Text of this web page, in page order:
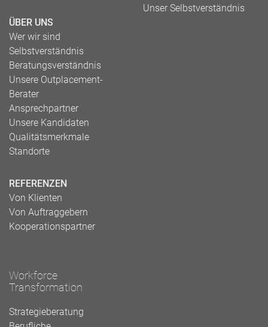
ÜBER UNS
Wer wir sind
Selbstverständnis
Beratungsverständnis
Unsere Outplacement-
Berater
Ansprechpartner
Unsere Kandidaten
Qualitätsmerkmale
Standorte
REFERENZEN
Von Klienten
Von Auftraggebern
Kooperationspartner
Unser Selbstverständnis
Workforce
Transformation
Strategieberatung